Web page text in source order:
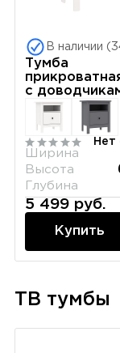
В наличии
Тумба
с
51х41х62 см,
белая/ясень
Ширина
Высота
Глубина
5 499 руб.
Купить
ТВ тумбы